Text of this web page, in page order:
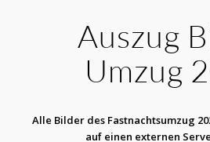
Auszug
Umzug
Alle Bilder des Fastnachtsumzug
auf einen externen